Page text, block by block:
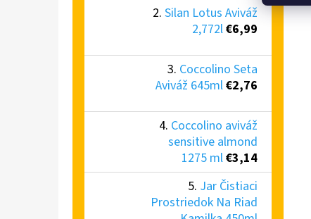
Silan Lotus Aviváž
2,772l€6,99
Coccolino Seta
Aviváž 645ml€2,76
Coccolino aviváž
sensitive almond
1275 ml€3,14
Jar Čistiaci
Prostriedok Na Riad